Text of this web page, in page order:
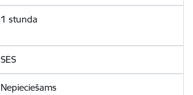
1 stunda
SES
Nepieciešams